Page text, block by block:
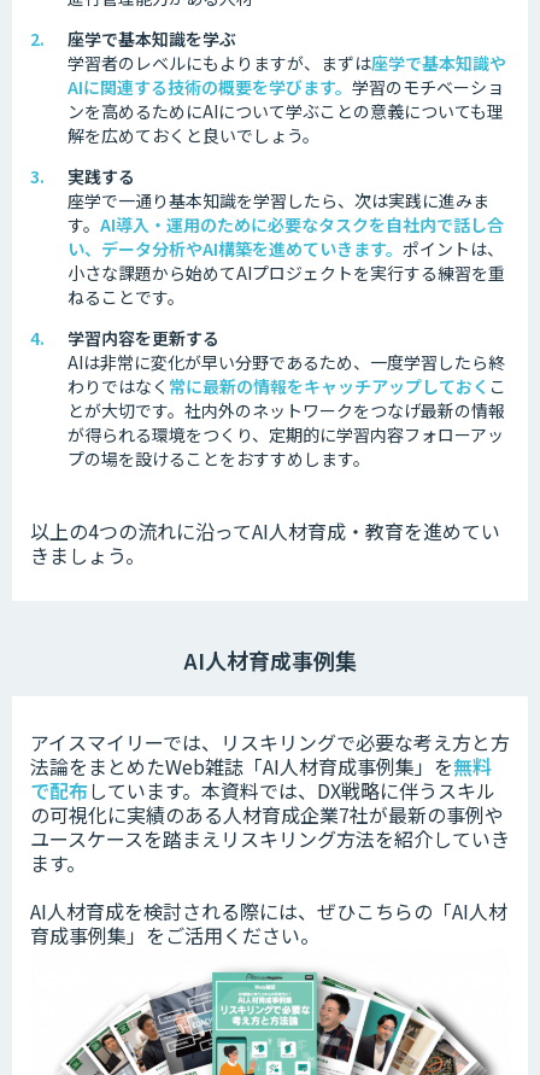
座学で基本知識を学ぶ
学習者のレベルにもよりますが、まずは座学で基本知識や
AIに関連する技術の概要を学びます。 学習のモチベーショ
ンを高めるためにAIについて学ぶことの意義についても理
解を広めておくと良いでしょう。
実践する
座学で一通り基本知識を学習したら、次は実践に進みま
す。 AI導入・運用のために必要なタスクを自社内で話し合
い、データ分析やAI構築を進めていきます。 ポイントは、
小さな課題から始めてAIプロジェクトを実行する練習を重
ねることです。
学習内容を更新する
AIは非常に変化が早い分野であるため、一度学習したら終
わりではなく 常に最新の情報をキャッチアップしておく こ
とが大切です。 社内外のネットワークをつなげ最新の情報
が得られる環境をつくり、定期的に学習内容フォローアッ
プの場を設けることをおすすめします。
以上の4つの流れに沿ってAI人材育成・教育を進めてい
きましょう。
AI人材育成事例集
アイスマイリーでは、リスキリングで必要な考え方と方
法論をまとめたWeb雑誌「AI人材育成事例集」を無料
で配布しています。本資料では、DX戦略に伴うスキル
の可視化に実績のある人材育成企業7社が最新の事例や
ユースケースを踏まえリスキリング方法を紹介していき
ます。
AI人材育成を検討される際には、ぜひこちらの「AI人材
育成事例集」をご活用ください。